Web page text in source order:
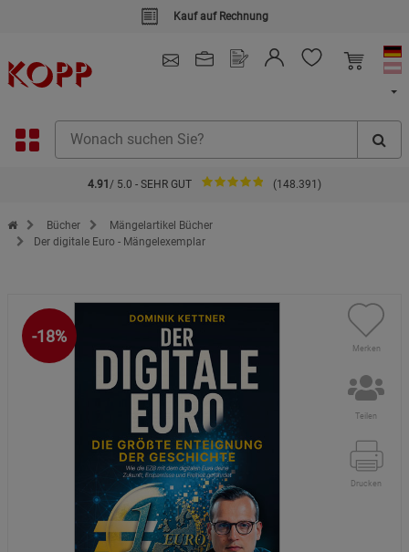
Kauf auf Rechnung
4.91 / 5.0 - SEHR GUT (148.391)
Zur Startseite des Kopp Verlag Online-Shop
Bücher
Mängelartikel Bücher
Der digitale Euro - Mängelexemplar
-18%
Merken
Teilen
Drucken